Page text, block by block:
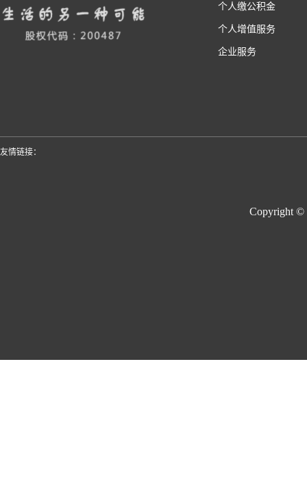
个人缴公积金
个人增值服务
企业服务
友情链接：
Copyright ©